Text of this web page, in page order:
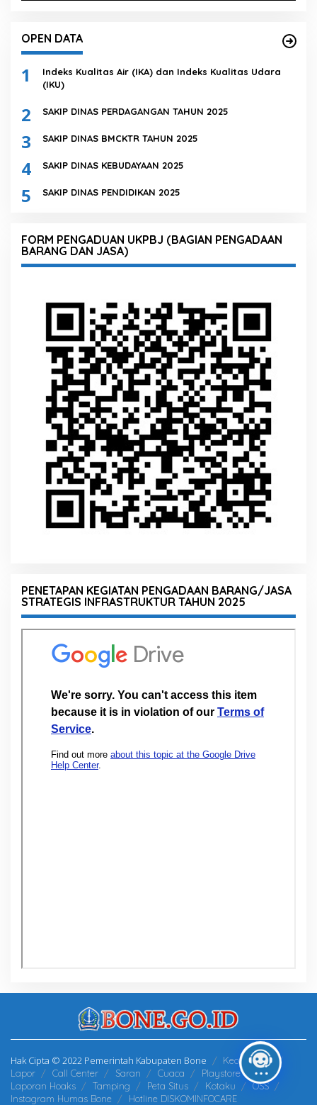
OPEN DATA
1
Indeks Kualitas Air (IKA) dan Indeks Kualitas Udara
(IKU)
2 SAKIP DINAS PERDAGANGAN TAHUN 2025
3 SAKIP DINAS BMCKTR TAHUN 2025
4 SAKIP DINAS KEBUDAYAAN 2025
5 SAKIP DINAS PENDIDIKAN 2025
FORM PENGADUAN UKPBJ (BAGIAN PENGADAAN
BARANG DAN JASA)
PENETAPAN KEGIATAN PENGADAAN BARANG/JASA
STRATEGIS INFRASTRUKTUR TAHUN 2025
Hak Cipta © 2022 Pemerintah Kabupaten Bone
Kecamatan
Lapor
Call Center Saran Cuaca
Playstore
Laporan Hoaks
Tamping Peta Situs Kotaku
OSS
Instagram Humas Bone
Hotline DISKOMINFOCARE